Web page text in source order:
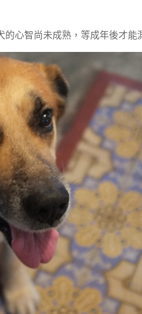
心智尚未成熟，等成年後才能